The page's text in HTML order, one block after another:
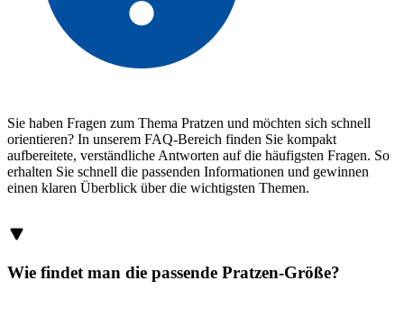
Sie haben Fragen zum Thema Pratzen und möchten sich schnell
orientieren? In unserem FAQ-Bereich finden Sie kompakt
aufbereitete, verständliche Antworten auf die häufigsten Fragen. So
erhalten Sie schnell die passenden Informationen und gewinnen
einen klaren Überblick über die wichtigsten Themen.
Wie findet man die passende Pratzen-Größe?